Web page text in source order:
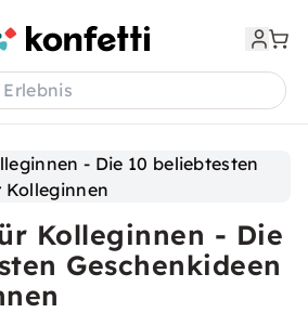
Kolleginnen - Die
Geschenkideen